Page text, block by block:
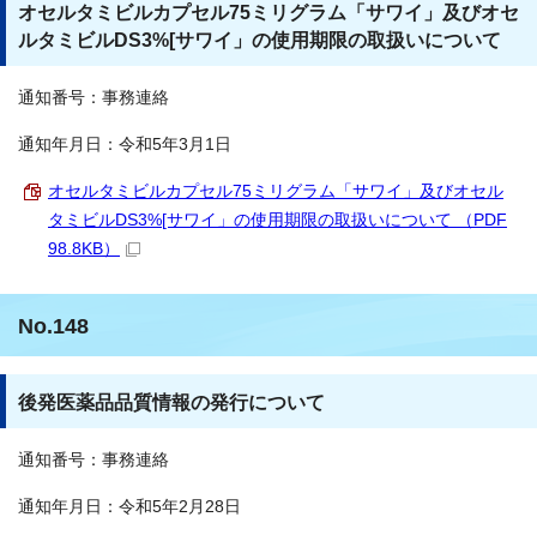
オセルタミビルカプセル75ミリグラム「サワイ」及びオセ
ルタミビルDS3%[サワイ」の使用期限の取扱いについて
通知番号：事務連絡
通知年月日：令和5年3月1日
オセルタミビルカプセル75ミリグラム「サワイ」及びオセル
タミビルDS3%[サワイ」の使用期限の取扱いについて （PDF
98.8KB）
No.148
後発医薬品品質情報の発行について
通知番号：事務連絡
通知年月日：令和5年2月28日